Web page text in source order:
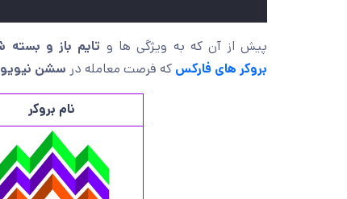
پیش از آن که به ویژگی ها و تایم باز و
بروکر های فارکس که فرصت معامله در سشن
نام بروکر